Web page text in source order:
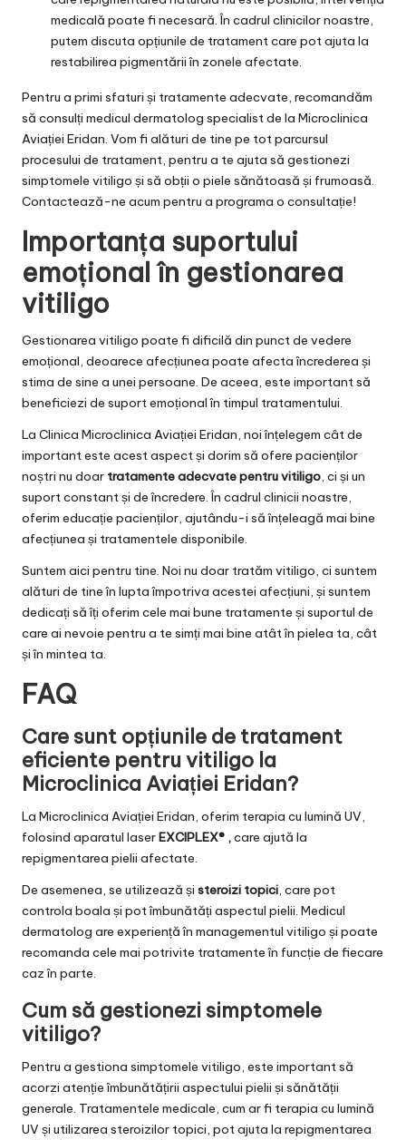
medicală poate fi necesară. În cadrul clinicilor noastre,
putem discuta opțiunile de tratament care pot ajuta la
restabilirea pigmentării în zonele afectate.
Pentru a primi sfaturi și tratamente adecvate, recomandăm
să consulți medicul dermatolog specialist de la Microclinica
Aviației Eridan. Vom fi alături de tine pe tot parcursul
procesului de tratament, pentru a te ajuta să gestionezi
simptomele vitiligo și să obții o piele sănătoasă și frumoasă.
Contactează-ne acum pentru a programa o consultație!
Importanța suportului
emoțional în gestionarea
vitiligo
Gestionarea vitiligo poate fi dificilă din punct de vedere
emoțional, deoarece afecțiunea poate afecta încrederea și
stima de sine a unei persoane. De aceea, este important să
beneficiezi de suport emoțional în timpul tratamentului.
La Clinica Microclinica Aviației Eridan, noi înțelegem cât de
important este acest aspect și dorim să ofere pacienților
noștri nu doar tratamente adecvate pentru vitiligo, ci și un
suport constant și de încredere. În cadrul clinicii noastre,
oferim educație pacienților, ajutându-i să înțeleagă mai bine
afecțiunea și tratamentele disponibile.
Suntem aici pentru tine. Noi nu doar tratăm vitiligo, ci suntem
alături de tine în lupta împotriva acestei afecțiuni, și suntem
dedicați să îți oferim cele mai bune tratamente și suportul de
care ai nevoie pentru a te simți mai bine atât în pielea ta, cât
și în mintea ta.
FAQ
Care sunt opțiunile de tratament
eficiente pentru vitiligo la
Microclinica Aviației Eridan?
La Microclinica Aviației Eridan, oferim terapia cu lumină UV,
folosind aparatul laserEXCIPLEX® ,care ajută la
repigmentarea pielii afectate.
De asemenea, se utilizează și steroizi topici, care pot
controla boala și pot îmbunătăți aspectul pielii. Medicul
dermatolog are experiență în managementul vitiligo și poate
recomanda cele mai potrivite tratamente în funcție de fiecare
caz în parte.
Cum să gestionezi simptomele
vitiligo?
Pentru a gestiona simptomele vitiligo, este important să
acorzi atenție îmbunătățirii aspectului pielii și sănătății
generale. Tratamentele medicale, cum ar fi terapia cu lumină
UV și utilizarea steroizilor topici, pot ajuta la repigmentarea